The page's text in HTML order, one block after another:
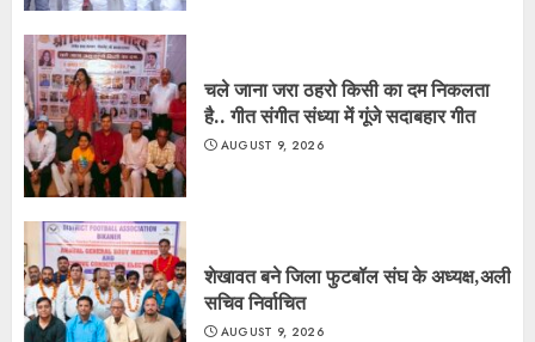
चले जाना जरा ठहरो किसी का दम निकलता
है.. गीत संगीत संध्या में गूंजे सदाबहार गीत
AUGUST 9, 2026
शेखावत बने जिला फुटबॉल संघ के अध्यक्ष,अली
सचिव निर्वाचित
AUGUST 9, 2026